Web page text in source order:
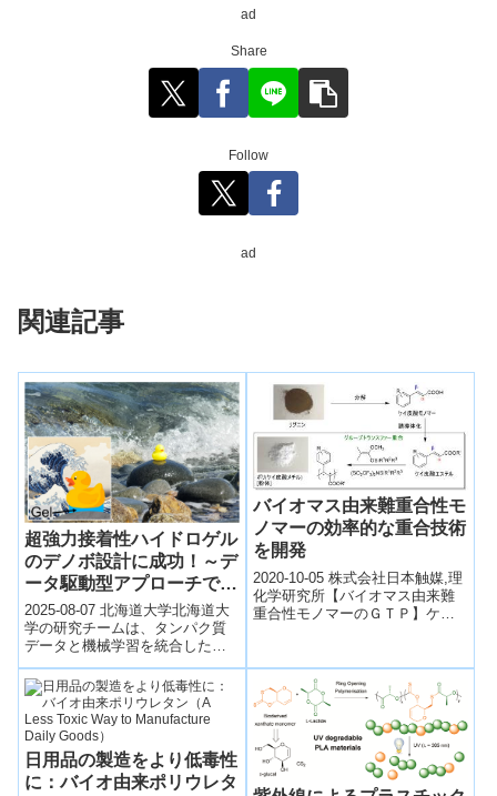
ad
Share
Follow
ad
関連記事
超強力接着性ハイドロゲル
のデノボ設計に成功！～デ
ータ駆動型アプローチで材
料開発の新境地を開拓～
2025-08-07 北海道大学北海道大
学の研究チームは、タンパク質
データと機械学習を統合したデ
ータ駆動型手法により、超強力
接着性ハイドロゲルのデノボ設
計に成功...
バイオマス由来難重合性モ
ノマーの効率的な重合技術
を開発
2020-10-05 株式会社日本触媒,理
化学研究所【バイオマス由来難
重合性モノマーのＧＴＰ】ケイ
クロト...
日用品の製造をより低毒性
に：バイオ由来ポリウレタ